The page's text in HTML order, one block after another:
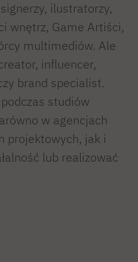
ilustratorzy,
wnętrz, Game Artiści,
multimediów. Ale
influencer,
brand specialist.
studiów
w agencjach
projektowych, jak i
lub realizować